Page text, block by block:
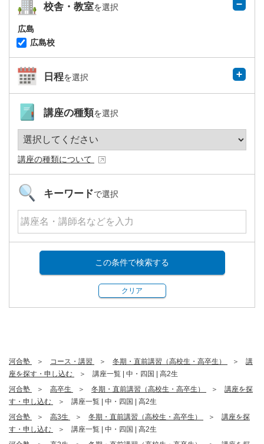
校舎・教室を選択
広島
広島校
日程を選択
講座の種類を選択
講座の種類について
キーワードで選択
この条件で検索する
クリア
河合塾 コース・講習 冬期・直前講習（高校生・高卒生）
講
座を探す・申し込む
講座一覧 | 中・四国 | 高2生
河合塾
高卒生 冬期・直前講習（高校生・高卒生）
講座を探
す・申し込む
講座一覧 | 中・四国 | 高2生
河合塾
高3生 冬期・直前講習（高校生・高卒生）
講座を探
す・申し込む
講座一覧 | 中・四国 | 高2生